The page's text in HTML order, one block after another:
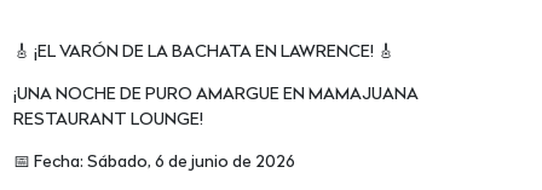
🎸 ¡EL VARÓN DE LA BACHATA EN LAWRENCE! 🎸
¡UNA NOCHE DE PURO AMARGUE EN MAMAJUANA
RESTAURANT LOUNGE!
📅 Fecha: Sábado, 6 de junio de 2026